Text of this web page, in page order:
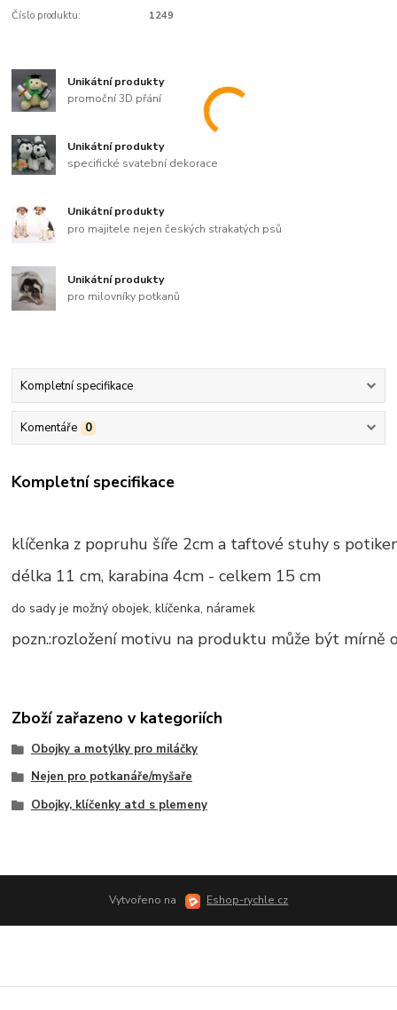
Číslo produktu: 1249
Unikátní produkty
promoční 3D přání
Unikátní produkty
specifické svatební dekorace
Unikátní produkty
pro majitele nejen českých strakatých psů
Unikátní produkty
pro milovníky potkanů
Kompletní specifikace
Komentáře 0
Kompletní specifikace
klíčenka z popruhu šíře 2cm a taftové stuhy s
délka 11 cm, karabina 4cm - celkem 15 cm
do sady je možný obojek, klíčenka, náramek
pozn.:rozložení motivu na produktu může být mírně
Zboží zařazeno v kategoriích
Obojky a motýlky pro miláčky
Nejen pro potkanáře/myšaře
Obojky, klíčenky atd s plemeny
Vytvořeno na Eshop-rychle.cz